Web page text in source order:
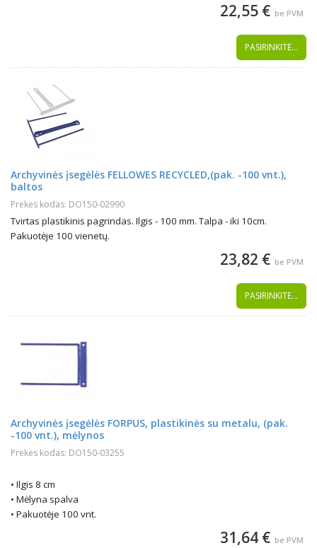
22,55 € be PVM
PASIRINKITE...
Archyvinės įsegėlės FELLOWES RECYCLED,(pak. -100 vnt.),
baltos
Prekės kodas: DO150-02990
Tvirtas plastikinis pagrindas. Ilgis - 100 mm. Talpa - iki 10cm.
Pakuotėje 100 vienetų.
23,82 € be PVM
PASIRINKITE...
Archyvinės įsegėlės FORPUS, plastikinės su metalu, (pak.
-100 vnt.), mėlynos
Prekės kodas: DO150-03255
• Ilgis 8 cm
• Mėlyna spalva
• Pakuotėje 100 vnt.
31,64 € be PVM